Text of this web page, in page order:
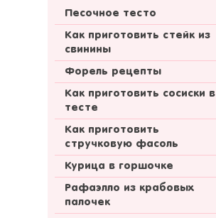
Песочное тесто
Как приготовить стейк из
свинины
Форель рецепты
Как приготовить сосиски в
тесте
Как приготовить
стручковую фасоль
Курица в горшочке
Рафаэлло из крабовых
палочек